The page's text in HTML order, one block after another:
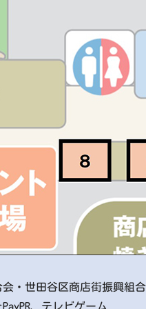
・世田谷区商店街振興組
、テレビゲーム